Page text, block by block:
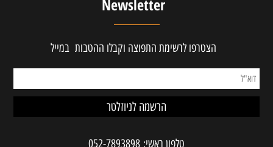
Newsletter
הצטרפו לרשימת התפוצה וקבלו ההטבות במייל
טלפון ראשי: 052-7893898